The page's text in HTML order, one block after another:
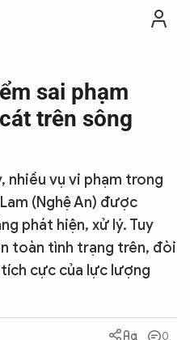
sai phạm
trên sông
nhiều vụ vi phạm trong
(Nghệ An) được
phát hiện, xử lý. Tuy
toàn tình trạng trên, đòi
cực của lực lượng
0